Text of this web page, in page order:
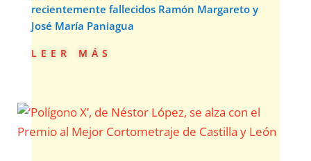
recientemente fallecidos Ramón Margareto y
José María Paniagua
leer más